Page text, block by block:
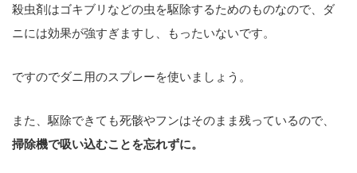
殺虫剤はゴキブリなどの虫を駆除するためのものなので、ダ
ニには効果が強すぎますし、もったいないです。
ですのでダニ用のスプレーを使いましょう。
また、駆除できても死骸やフンはそのまま残っているので、
掃除機で吸い込むことを忘れずに。